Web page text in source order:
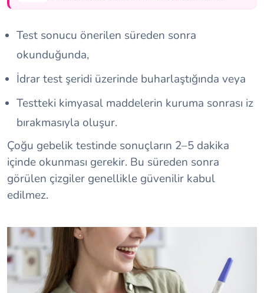
Test sonucu önerilen süreden sonra
okunduğunda,
İdrar test şeridi üzerinde buharlaştığında veya
Testteki kimyasal maddelerin kuruma sonrası iz
bırakmasıyla oluşur.
Çoğu gebelik testinde sonuçların 2–5 dakika
içinde okunması gerekir. Bu süreden sonra
görülen çizgiler genellikle güvenilir kabul
edilmez.